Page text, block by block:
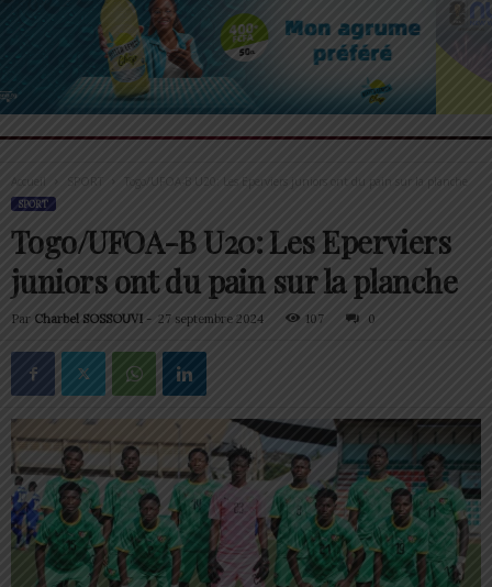
Accueil Togo/UFOA-B U20: Les Eperviers juniors ont du pain sur la planche
SPORT
Togo/UFOA-B U20: Les Eperviers
juniors ont du pain sur la planche
Par Charbel SOSSOUVI - 27 septembre 2024 107 0